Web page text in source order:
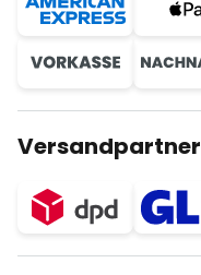
Versandpartner